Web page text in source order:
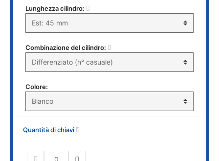
Lunghezza cilindro:
Combinazione del cilindro:
Colore:
Quantità di chiavi